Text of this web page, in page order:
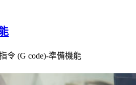
令 (G code)-準備機能